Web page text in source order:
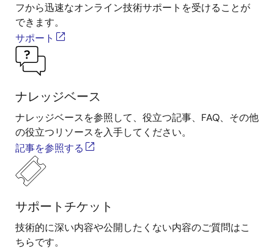
フから迅速なオンライン技術サポートを受けることが
できます。
サポート
ナレッジベース
ナレッジベースを参照して、役立つ記事、FAQ、その他
の役立つリソースを入手してください。
記事を参照する
サポートチケット
技術的に深い内容や公開したくない内容のご質問はこ
ちらです。